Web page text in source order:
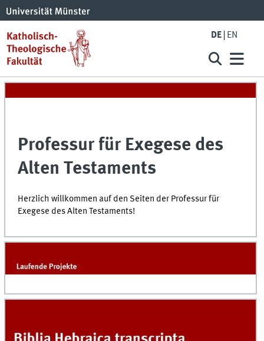
DE EN
Professur für Exegese des
Alten Testaments
Herzlich willkommen auf den Seiten der Professur für
Exegese des Alten Testaments!